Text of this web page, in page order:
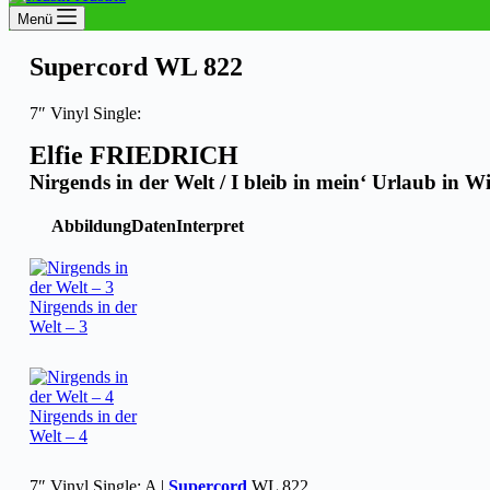
Menü
Supercord WL 822
7″ Vinyl Single:
Elfie FRIEDRICH
Nirgends in der Welt / I bleib in mein‘ Urlaub in
AbbildungDatenInterpret
Nirgends in der
Welt – 3
Nirgends in der
Welt – 4
7″ Vinyl Single: A | Supercord WL 822